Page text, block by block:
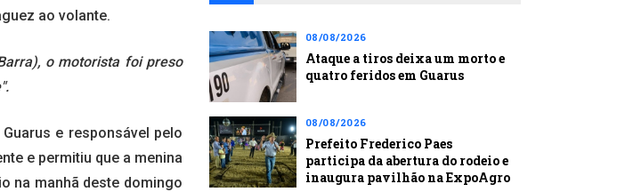
ao volante.
o motorista foi preso
e responsável pelo
e permitiu que a menina
na manhã deste domingo
08/08/2026
Ataque a tiros deixa um morto e
quatro feridos em Guarus
08/08/2026
Prefeito Frederico Paes
participa da abertura do rodeio e
inaugura pavilhão na ExpoAgro